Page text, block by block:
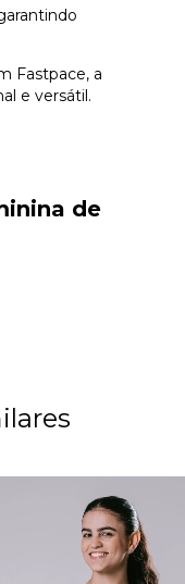
Fastpace, a
e versátil.
de